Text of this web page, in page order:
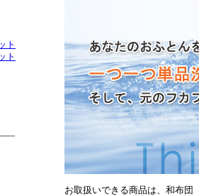
ト
ト
お取扱いできる商品は、和布団